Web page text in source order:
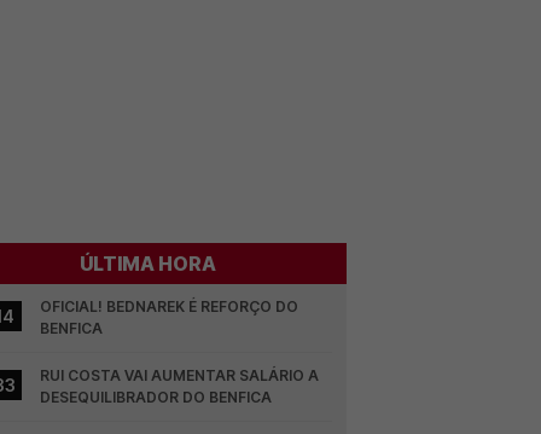
ÚLTIMA HORA
OFICIAL! BEDNAREK É REFORÇO DO
BENFICA
RUI COSTA VAI AUMENTAR SALÁRIO A
DESEQUILIBRADOR DO BENFICA